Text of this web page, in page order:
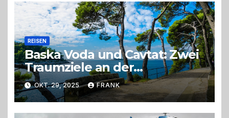
REISEN
Baska Voda und Cavtat: Zwei
Traumziele an der
kroatischen Adriaküste
OKT. 29, 2025 FRANK